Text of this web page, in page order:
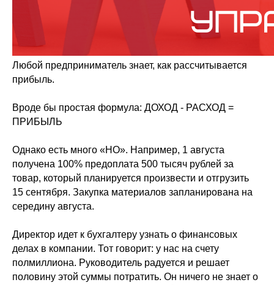
Любой предприниматель знает, как рассчитывается
прибыль.
Вроде бы простая формула: ДОХОД - РАСХОД =
ПРИБЫЛЬ
Однако есть много «НО». Например, 1 августа
получена 100% предоплата 500 тысяч рублей за
товар, который планируется произвести и отгрузить
15 сентября. Закупка материалов запланирована на
середину августа.
Директор идет к бухгалтеру узнать о финансовых
делах в компании. Тот говорит: у нас на счету
полмиллиона. Руководитель радуется и решает
половину этой суммы потратить. Он ничего не знает о